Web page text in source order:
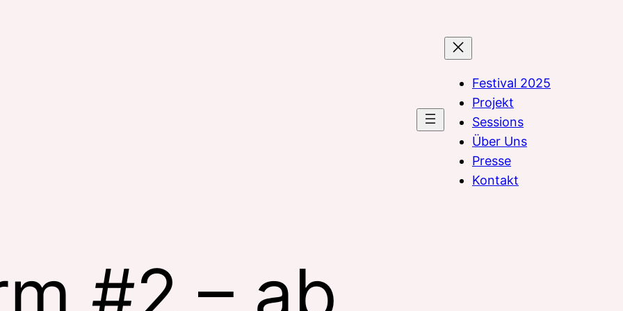
Festival 2025
Projekt
Sessions
Über Uns
Presse
Kontakt